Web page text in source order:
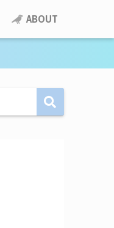
ABOUT